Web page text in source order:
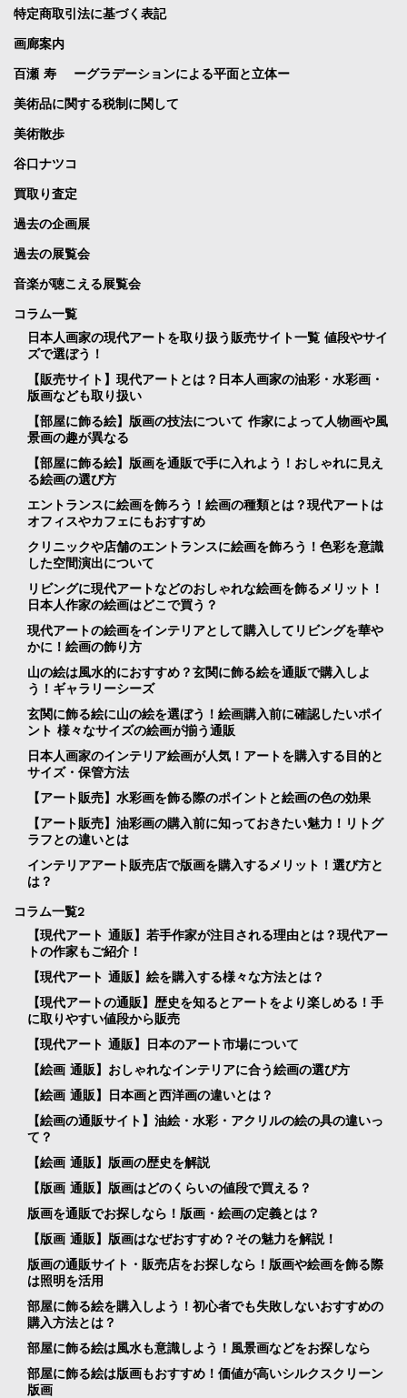
特定商取引法に基づく表記
画廊案内
百瀬 寿 ーグラデーションによる平面と立体ー
美術品に関する税制に関して
美術散歩
谷口ナツコ
買取り査定
過去の企画展
過去の展覧会
音楽が聴こえる展覧会
コラム一覧
日本人画家の現代アートを取り扱う販売サイト一覧 値段やサイ
ズで選ぼう！
【販売サイト】現代アートとは？日本人画家の油彩・水彩画・
版画なども取り扱い
【部屋に飾る絵】版画の技法について 作家によって人物画や風
景画の趣が異なる
【部屋に飾る絵】版画を通販で手に入れよう！おしゃれに見え
る絵画の選び方
エントランスに絵画を飾ろう！絵画の種類とは？現代アートは
オフィスやカフェにもおすすめ
クリニックや店舗のエントランスに絵画を飾ろう！色彩を意識
した空間演出について
リビングに現代アートなどのおしゃれな絵画を飾るメリット！
日本人作家の絵画はどこで買う？
現代アートの絵画をインテリアとして購入してリビングを華や
かに！絵画の飾り方
山の絵は風水的におすすめ？玄関に飾る絵を通販で購入しよ
う！ギャラリーシーズ
玄関に飾る絵に山の絵を選ぼう！絵画購入前に確認したいポイ
ント 様々なサイズの絵画が揃う通販
日本人画家のインテリア絵画が人気！アートを購入する目的と
サイズ・保管方法
【アート販売】水彩画を飾る際のポイントと絵画の色の効果
【アート販売】油彩画の購入前に知っておきたい魅力！リトグ
ラフとの違いとは
インテリアアート販売店で版画を購入するメリット！選び方と
は？
コラム一覧2
【現代アート 通販】若手作家が注目される理由とは？現代アー
トの作家もご紹介！
【現代アート 通販】絵を購入する様々な方法とは？
【現代アートの通販】歴史を知るとアートをより楽しめる！手
に取りやすい値段から販売
【現代アート 通販】日本のアート市場について
【絵画 通販】おしゃれなインテリアに合う絵画の選び方
【絵画 通販】日本画と西洋画の違いとは？
【絵画の通販サイト】油絵・水彩・アクリルの絵の具の違いっ
て？
【絵画 通販】版画の歴史を解説
【版画 通販】版画はどのくらいの値段で買える？
版画を通販でお探しなら！版画・絵画の定義とは？
【版画 通販】版画はなぜおすすめ？その魅力を解説！
版画の通販サイト・販売店をお探しなら！版画や絵画を飾る際
は照明を活用
部屋に飾る絵を購入しよう！初心者でも失敗しないおすすめの
購入方法とは？
部屋に飾る絵は風水も意識しよう！風景画などをお探しなら
部屋に飾る絵は版画もおすすめ！価値が高いシルクスクリーン
版画